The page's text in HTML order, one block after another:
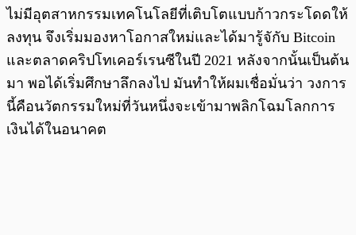
ไม่มีอุตสาหกรรมเทคโนโลยีที่เติบโตแบบก้าวกระโดดให้
ลงทุน จึงเริ่มมองหาโอกาสใหม่และได้มารู้จักับ Bitcoin
และตลาดคริปโทเคอร์เรนซีในปี 2021 หลังจากนั้นเป็นต้น
มา พอได้เริ่มศึกษาลึกลงไป มันทำให้ผมเชื่อมั่นว่า วงการ
นี้คือนวัตกรรมใหม่ที่วันหนึ่งจะเข้ามาพลิกโฉมโลกการ
เงินได้ในอนาคต